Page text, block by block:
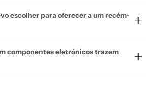
escolher para oferecer a um recém-
componentes eletrónicos trazem